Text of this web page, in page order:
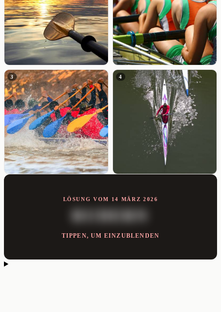
3 4
LÖSUNG VOM 14 MÄRZ 2026
RUDERN
TIPPEN, UM EINZUBLENDEN